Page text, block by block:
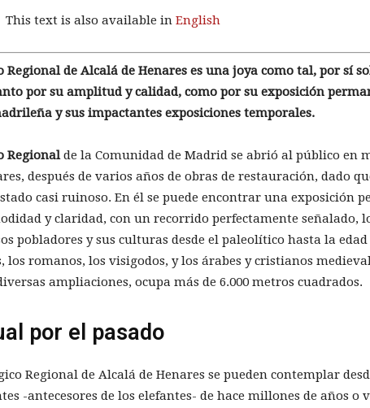
This text is also available in English
Regional de Alcalá de Henares es una joya como tal, por sí
por su amplitud y calidad, como por su exposición
y sus impactantes exposiciones temporales.
Regional de la Comunidad de Madrid se abrió al público en
después de varios años de obras de restauración, dado
casi ruinoso. En él se puede encontrar una exposición
y claridad, con un recorrido perfectamente señalado,
pobladores y sus culturas desde el paleolítico hasta la edad
los romanos, los visigodos, y los árabes y cristianos
ampliaciones, ocupa más de 6.000 metros cuadrados.
por el pasado
Regional de Alcalá de Henares se pueden contemplar
-antecesores de los elefantes- de hace millones de años o